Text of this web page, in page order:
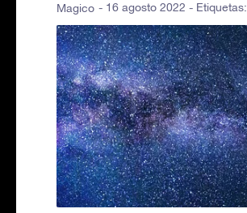
Magico - 16 agosto 2022 - Etiquetas: